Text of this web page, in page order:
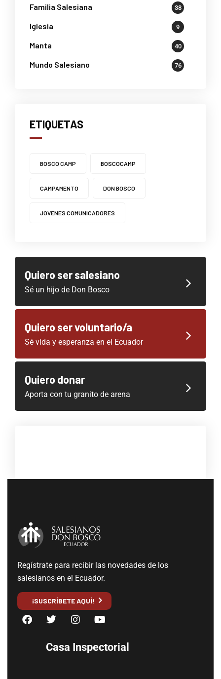
Familia Salesiana 38
Iglesia 9
Manta 40
Mundo Salesiano 76
ETIQUETAS
BOSCO CAMP BOSCOCAMP
CAMPAMENTO DON BOSCO
JOVENES COMUNICADORES
Quiero ser salesiano
Sé un hijo de Don Bosco
Quiero ser voluntario/a
Sé vida y esperanza en el Ecuador
Quiero donar
Aporta con tu granito de arena
Regístrate para recibir las novedades de los
salesianos en el Ecuador.
¡SUSCRÍBETE AQUÍ!
Casa Inspectorial